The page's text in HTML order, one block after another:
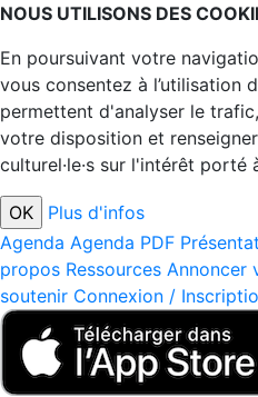
NOUS UTILISONS DES
En poursuivant votre
vous consentez à l’utilisation
permettent d'analyser le
votre disposition et
culturel·le·s sur l'intérêt porté
Plus d'infos
Agenda Agenda PDF
propos Ressources Annoncer
soutenir Connexion /